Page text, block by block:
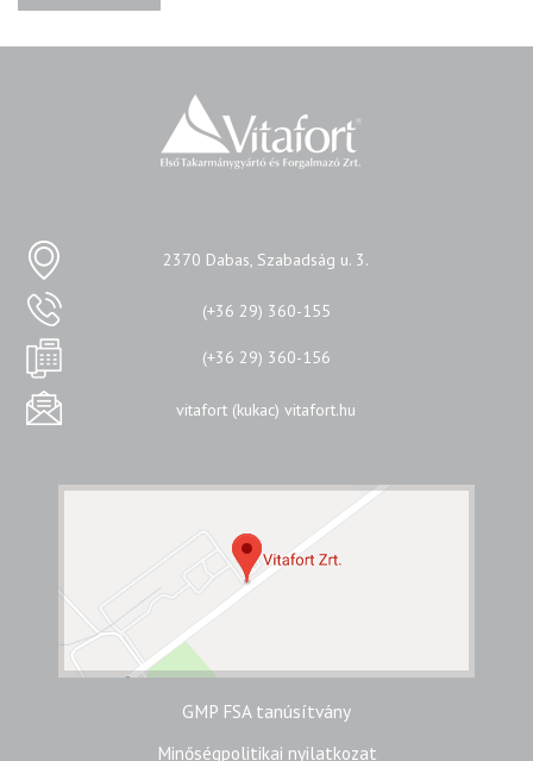
2370 Dabas, Szabadság u. 3.
(+36 29) 360-155
(+36 29) 360-156
vitafort (kukac) vitafort.hu
GMP FSA tanúsítvány
Minőségpolitikai nyilatkozat